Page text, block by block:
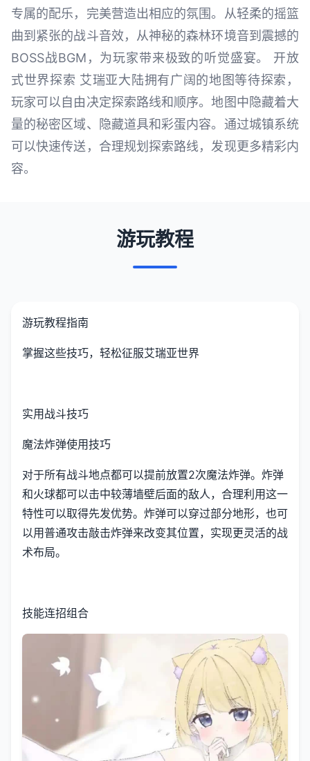
专属的配乐，完美营造出相应的氛围。从轻柔的摇篮
曲到紧张的战斗音效，从神秘的森林环境音到震撼的
BOSS战BGM，为玩家带来极致的听觉盛宴。 开放
式世界探索 艾瑞亚大陆拥有广阔的地图等待探索，
玩家可以自由决定探索路线和顺序。地图中隐藏着大
量的秘密区域、隐藏道具和彩蛋内容。通过城镇系统
可以快速传送，合理规划探索路线，发现更多精彩内
容。
游玩教程
游玩教程指南
掌握这些技巧，轻松征服艾瑞亚世界
实用战斗技巧
魔法炸弹使用技巧
对于所有战斗地点都可以提前放置2次魔法炸弹。炸弹
和火球都可以击中较薄墙壁后面的敌人，合理利用这一
特性可以取得先发优势。炸弹可以穿过部分地形，也可
以用普通攻击敲击炸弹来改变其位置，实现更灵活的战
术布局。
技能连招组合